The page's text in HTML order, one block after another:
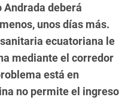
Andrada deberá
unos días más.
ecuatoriana le
mediante el corredor
está en
no permite el ingreso